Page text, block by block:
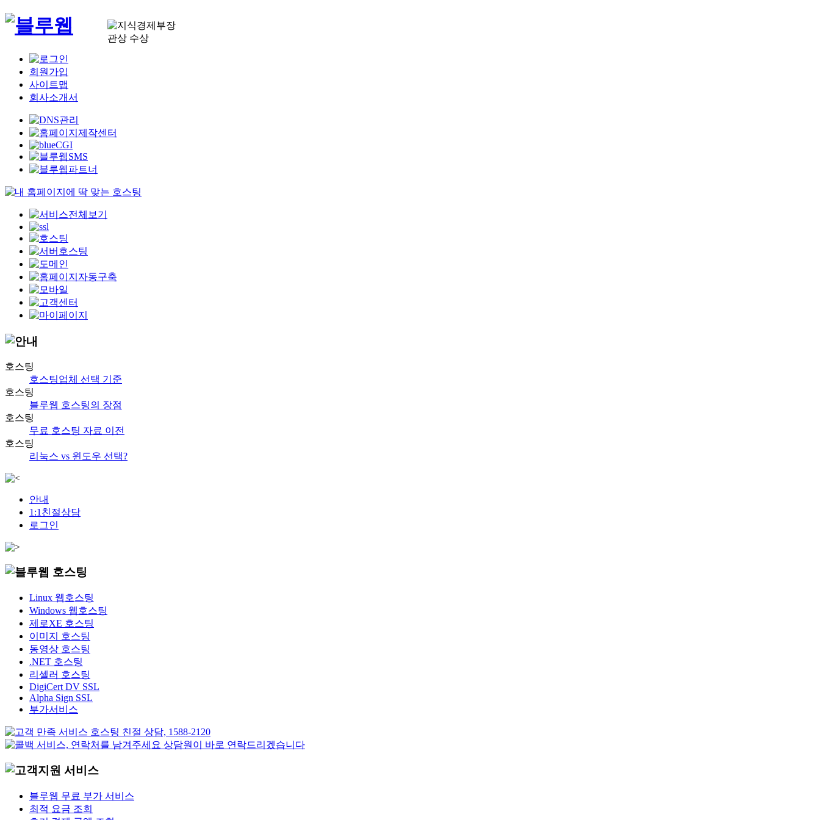
회원가입
사이트맵
회사소개서
호스팅
호스팅업체 선택 기준
호스팅
블루웹 호스팅의 장점
호스팅
무료 호스팅 자료 이전
호스팅
리눅스 vs 윈도우 선택?
안내
1:1친절상담
로그인
Linux 웹호스팅
Windows 웹호스팅
제로XE 호스팅
이미지 호스팅
동영상 호스팅
.NET 호스팅
리셀러 호스팅
DigiCert DV SSL
Alpha Sign SSL
부가서비스
블루웹 무료 부가 서비스
최적 요금 조회